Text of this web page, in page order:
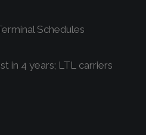
Schedules
in 4 years; LTL carriers